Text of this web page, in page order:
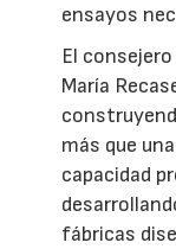
ensayos
El
María
más que
capacidad
fábricas